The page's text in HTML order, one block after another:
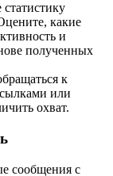
какие
и
полученных
к
или
охват.
сообщения с